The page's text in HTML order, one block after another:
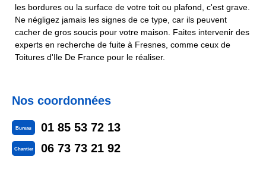
les bordures ou la surface de votre toit ou plafond, c'est grave.
Ne négligez jamais les signes de ce type, car ils peuvent
cacher de gros soucis pour votre maison. Faites intervenir des
experts en recherche de fuite à Fresnes, comme ceux de
Toitures d'Ile De France pour le réaliser.
Nos coordonnées
Bureau 01 85 53 72 13
Chantier 06 73 73 21 92